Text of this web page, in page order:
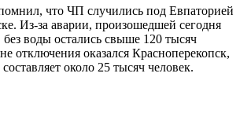
что ЧП случились под Евпаторией
Из-за аварии, произошедшей сегодня
воды остались свыше 120 тысяч
отключения оказался Красноперекопск,
около 25 тысяч человек.